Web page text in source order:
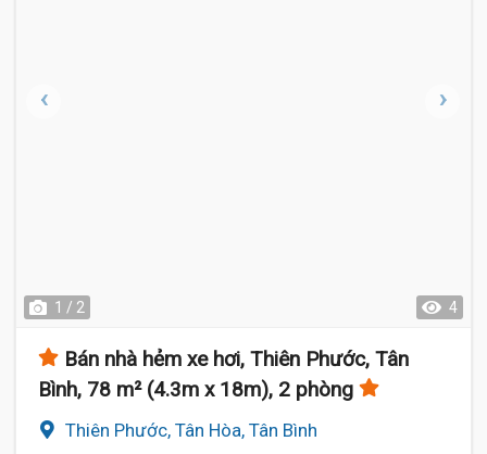
1 / 2 4
Bán nhà hẻm xe hơi, Thiên Phước, Tân
Bình, 78 m² (4.3m x 18m), 2 phòng
Thiên Phước, Tân Hòa, Tân Bình